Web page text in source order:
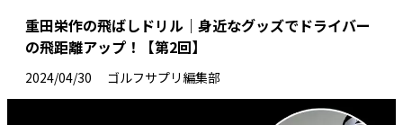
重田栄作の飛ばしドリル｜身近なグッズでドライバー
の飛距離アップ！【第2回】
2024/04/30 ゴルフサプリ編集部